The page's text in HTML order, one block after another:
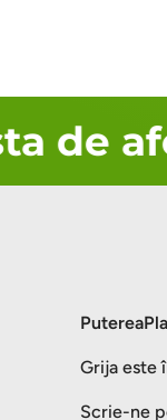
de
Grija este
Scrie-ne